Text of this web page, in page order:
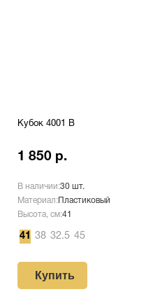
Кубок 4001 B
1 850 р.
В наличии:30 шт.
Материал: Пластиковый
Высота, см:41
41 38 32.5 45
Купить